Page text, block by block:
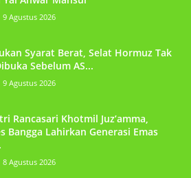
9 Agustus 2026
Syarat Berat, Selat Hormuz Tak
Sebelum AS...
9 Agustus 2026
Rancasari Khotmil Juz’amma,
Bangga Lahirkan Generasi Emas
8 Agustus 2026